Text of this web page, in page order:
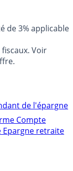
de 3% applicable
Voir
de l'épargne
Compte
Epargne retraite